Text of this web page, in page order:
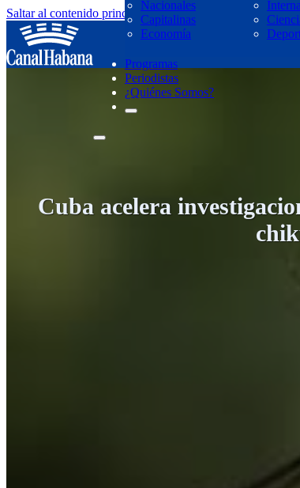
Saltar al contenido principal Saltar al pie de página
Nacionales
Capitalinas
Economía
Programas
Periodistas
¿Quiénes Somos?
regresar
Cuba acelera